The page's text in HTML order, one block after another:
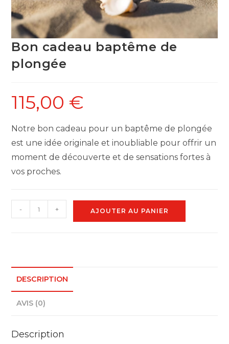
Bon cadeau baptême de
plongée
115,00 €
Notre bon cadeau pour un baptême de plongée
est une idée originale et inoubliable pour offrir un
moment de découverte et de sensations fortes à
vos proches.
quantité
de
de
plongée
- + AJOUTER AU PANIER
DESCRIPTION
AVIS (0)
Description